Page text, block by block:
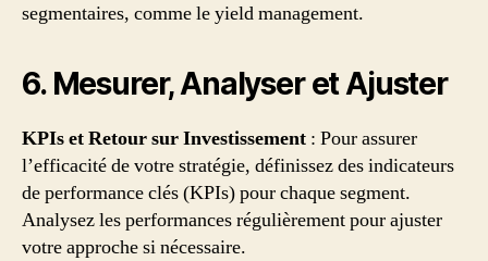
segmentaires, comme le yield management.
6. Mesurer, Analyser et Ajuster
KPIs et Retour sur Investissement : Pour assurer
l’efficacité de votre stratégie, définissez des indicateurs
de performance clés (KPIs) pour chaque segment.
Analysez les performances régulièrement pour ajuster
votre approche si nécessaire.